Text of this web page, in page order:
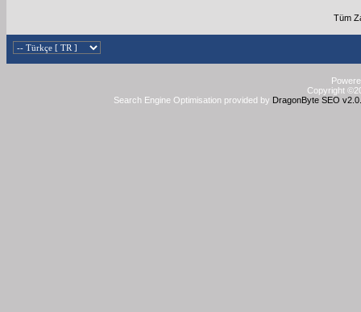
Tüm
Copyright
Search Engine Optimisation provided by DragonByte SEO